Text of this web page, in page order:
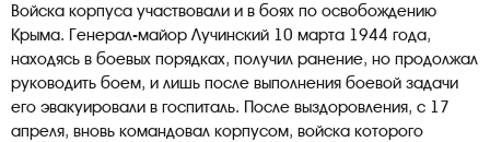
Войска корпуса участвовали и в боях по освобождению
Крыма. Генерал-майор Лучинский 10 марта 1944 года,
находясь в боевых порядках, получил ранение, но продолжал
руководить боем, и лишь после выполнения боевой задачи
его эвакуировали в госпиталь. После выздоровления, с 17
апреля, вновь командовал корпусом, войска которого